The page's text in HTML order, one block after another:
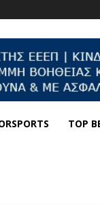
TOP